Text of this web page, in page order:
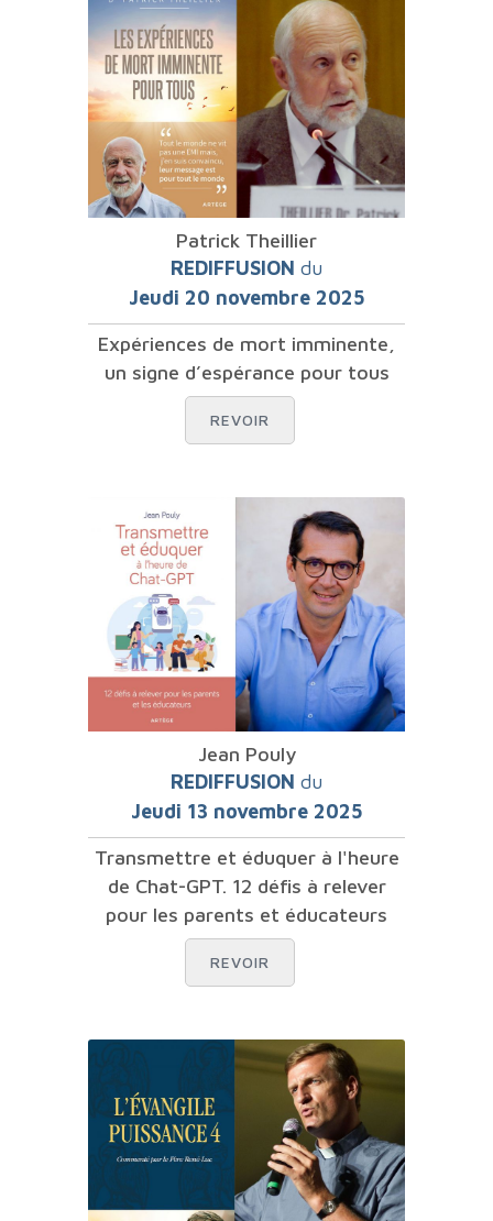
Patrick Theillier
REDIFFUSION du
Jeudi 20 novembre 2025
Expériences de mort imminente,
un signe d’espérance pour tous
REVOIR
Jean Pouly
REDIFFUSION du
Jeudi 13 novembre 2025
Transmettre et éduquer à l'heure
de Chat-GPT. 12 défis à relever
pour les parents et éducateurs
REVOIR